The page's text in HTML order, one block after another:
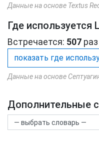
Данные на основе Textus
Где используется
Встречается: 507
показать где
Данные на основе
Дополнительные